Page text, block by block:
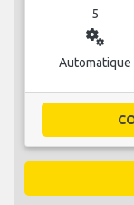
5
miscellaneous_services
Automatique